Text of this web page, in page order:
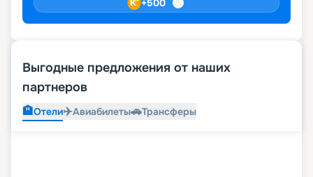
+500
Выгодные предложения от наших
партнеров
🏨Отели✈️Авиабилеты🚗Трансферы